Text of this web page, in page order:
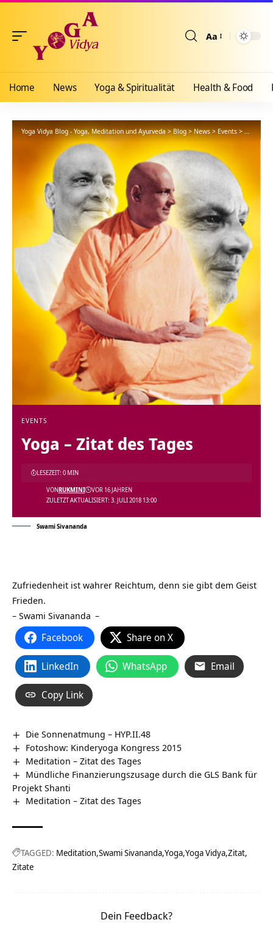
Aa
Home News Yoga & Spiritualität Health & Food
Yoga Vidya Blog - Yoga, Meditation und Ayurveda>Blog>News>Events>Yoga –
EVENTS
Yoga – Zitat des Tages
ZULETZT AKTUALISIERT: 3. JULI 2018 13:00
VONRUKMINI VOR 16 JAHREN
LESEZEIT: 0 MIN
Swami Sivananda
Zufriedenheit ist wahrer Reichtum, denn sie gibt dem Geist
Frieden.
– Swami Sivananda –
Facebook Share on X
LinkedIn WhatsApp Email
Copy Link
Die Sonnenatmung – HYP.II.48
Fotoshow: Kinderyoga Kongress 2015
Meditation – Zitat des Tages
Mündliche Finanzierungszusage durch die GLS Bank für
Projekt Shanti
Meditation – Zitat des Tages
TAGGED: Meditation Swami Sivananda Yoga Yoga Vidya Zitat
Zitate
Dein Feedback?